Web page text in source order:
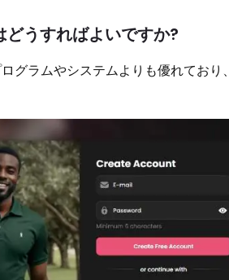
うすればよいですか?
グラムやシステムよりも優れてお